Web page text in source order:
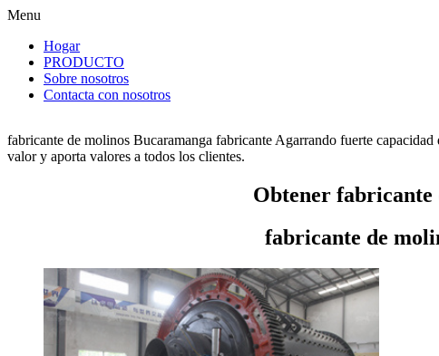
Menu
Hogar
PRODUCTO
Sobre nosotros
Contacta con nosotros
fabricante de molinos Bucaramanga fabricante Agarrando fuerte
valor y aporta valores a todos los clientes.
Obtener fabricante
fabricante de